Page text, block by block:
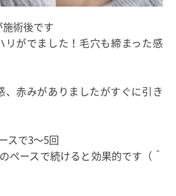
術後です
リがでました！毛穴も締まった感
、赤みがありましたがすぐに引き
スで3〜5回
ペースで続けると効果的です（＾